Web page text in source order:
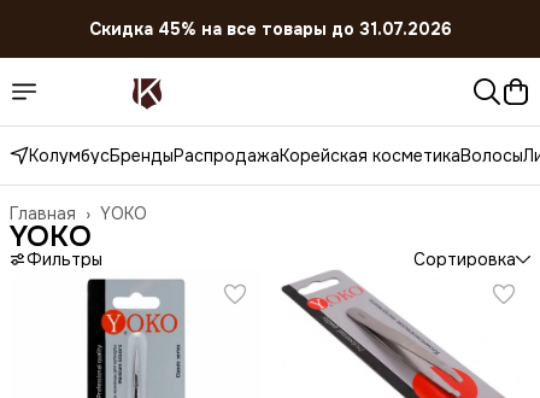
Скидка 45% на все товары до 31.07.2026
КолумбусБрендыРаспродажаКорейская косметикаВолосы
YOKO
Главная ›
YOKO
Фильтры Сортировка